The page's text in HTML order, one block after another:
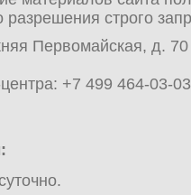
разрешения строго
Первомайская, д.
+7 499 464-03-03